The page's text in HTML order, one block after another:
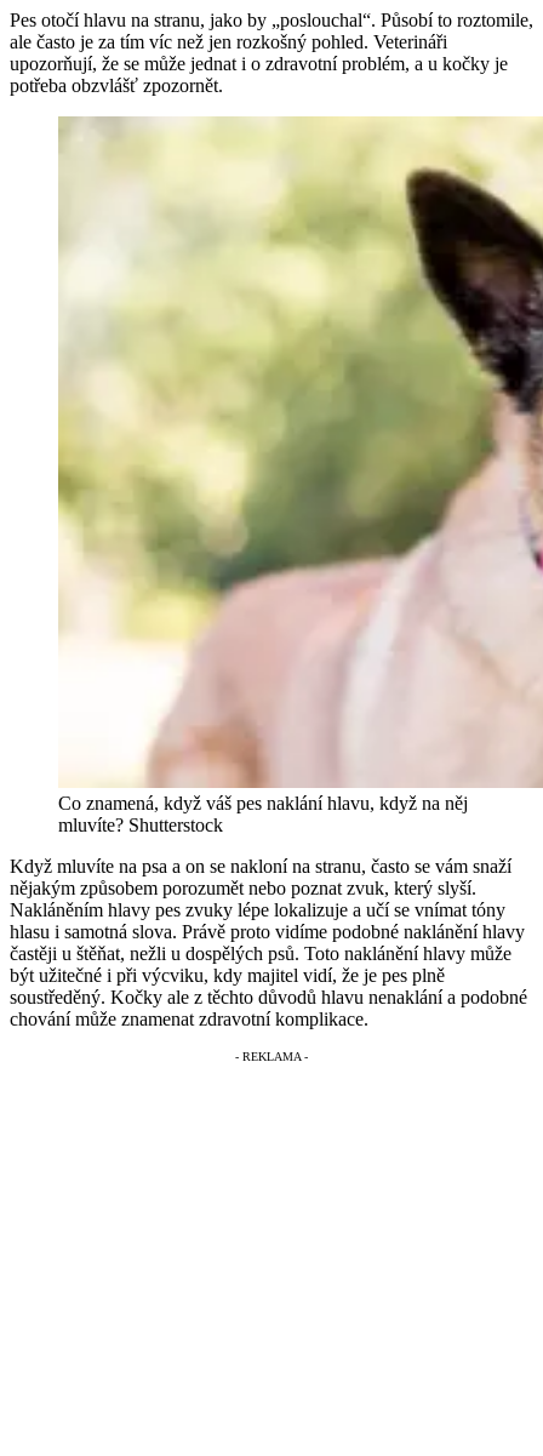
Pes otočí hlavu na stranu, jako by „poslouchal“. Působí to roztomile,
ale často je za tím víc než jen rozkošný pohled. Veterináři
upozorňují, že se může jednat i o zdravotní problém, a u kočky je
potřeba obzvlášť zpozornět.
Co znamená, když váš pes naklání hlavu, když na něj
mluvíte? Shutterstock
Když mluvíte na psa a on se nakloní na stranu, často se vám snaží
nějakým způsobem porozumět nebo poznat zvuk, který slyší.
Nakláněním hlavy pes zvuky lépe lokalizuje a učí se vnímat tóny
hlasu i samotná slova. Právě proto vidíme podobné naklánění hlavy
častěji u štěňat, nežli u dospělých psů. Toto naklánění hlavy může
být užitečné i při výcviku, kdy majitel vidí, že je pes plně
soustředěný. Kočky ale z těchto důvodů hlavu nenaklání a podobné
chování může znamenat zdravotní komplikace.